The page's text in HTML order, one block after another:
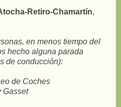
Retiro-Chamartín,
en menos tiempo del
hecho alguna parada
de conducción):
de Coches
Gasset